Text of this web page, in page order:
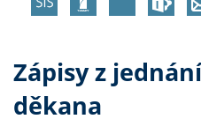
Zápisy z
děkana